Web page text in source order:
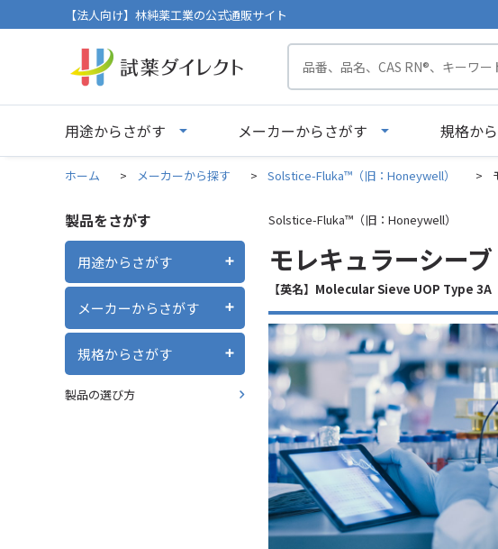
【法人向け】林純薬工業の公式通販サイト
用途からさがす メーカーからさがす 規格か
ホーム > メーカーから探す > Solstice-Fluka™（旧：Honeywell） >
製品をさがす
用途からさがす
メーカーからさがす
規格からさがす
製品の選び方
Solstice-Fluka™（旧：Honeywell）
モレキュラーシー
【英名】Molecular Sieve UOP Type 3A